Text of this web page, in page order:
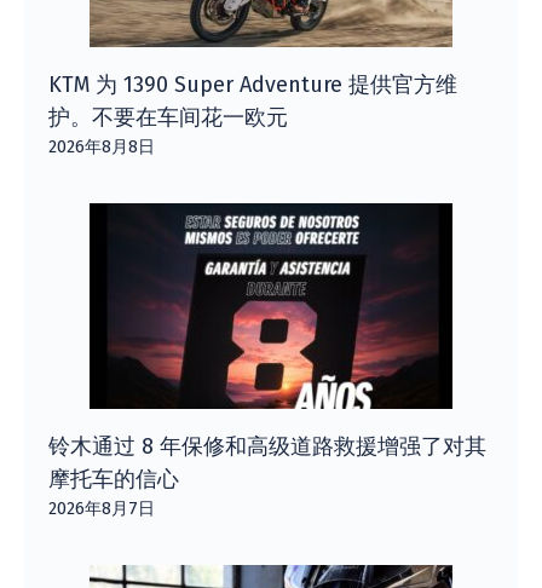
KTM 为 1390 Super Adventure 提供官方维
护。不要在车间花一欧元
2026年8月8日
铃木通过 8 年保修和高级道路救援增强了对其
摩托车的信心
2026年8月7日